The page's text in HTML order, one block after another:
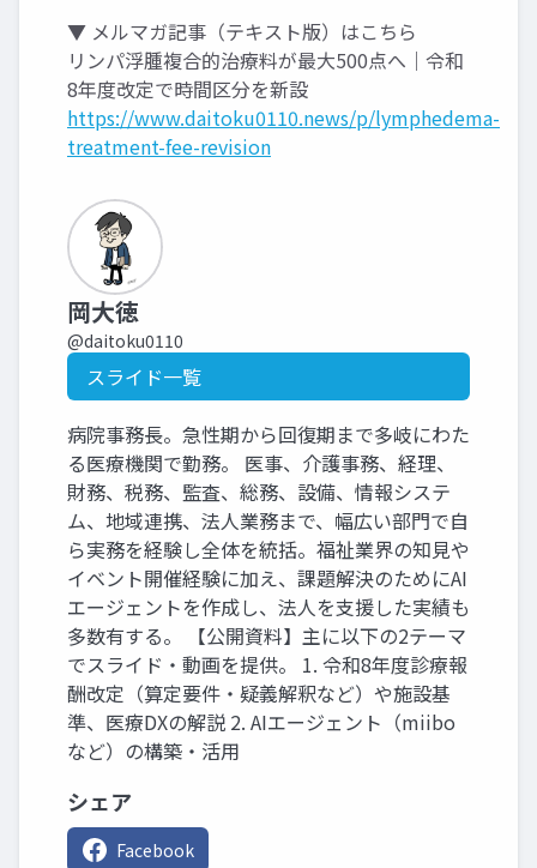
▼ メルマガ記事（テキスト版）はこちら
リンパ浮腫複合的治療料が最大500点へ｜令和
8年度改定で時間区分を新設
https://www.daitoku0110.news/p/lymphedema-
treatment-fee-revision
岡大徳
@daitoku0110
スライド一覧
病院事務長。急性期から回復期まで多岐にわた
る医療機関で勤務。 医事、介護事務、経理、
財務、税務、監査、総務、設備、情報システ
ム、地域連携、法人業務まで、幅広い部門で自
ら実務を経験し全体を統括。福祉業界の知見や
イベント開催経験に加え、課題解決のためにAI
エージェントを作成し、法人を支援した実績も
多数有する。 【公開資料】主に以下の2テーマ
でスライド・動画を提供。 1. 令和8年度診療報
酬改定（算定要件・疑義解釈など）や施設基
準、医療DXの解説 2. AIエージェント（miibo
など）の構築・活用
シェア
Facebook